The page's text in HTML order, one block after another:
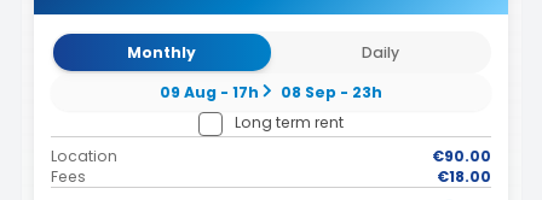
Monthly
Daily
09 Aug - 17h
08 Sep - 23h
Long term rent
Location
€90.00
Fees
€18.00